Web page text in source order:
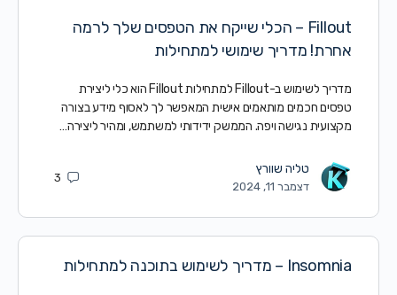
Fillout – הכלי שייקח את הטפסים שלך לרמה
אחרת! מדריך שימושי למתחילות
מדריך לשימוש ב-Fillout למתחילות Fillout הוא כלי ליצירת
טפסים חכמים מותאמים אישית המאפשר לך לאסוף מידע בצורה
מקצועית נגישה ויפה. הממשק ידידותי למשתמש, ומהיר ליצירה…
טליה שוורץ
דצמבר 11, 2024
3
Insomnia – מדריך לשימוש בתוכנה למתחילות